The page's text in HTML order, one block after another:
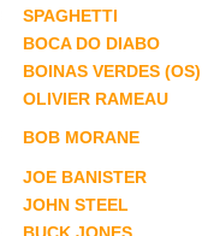
SPAGHETTI
BOCA DO DIABO
BOINAS VERDES (OS)
OLIVIER RAMEAU
BOB MORANE
JOE BANISTER
JOHN STEEL